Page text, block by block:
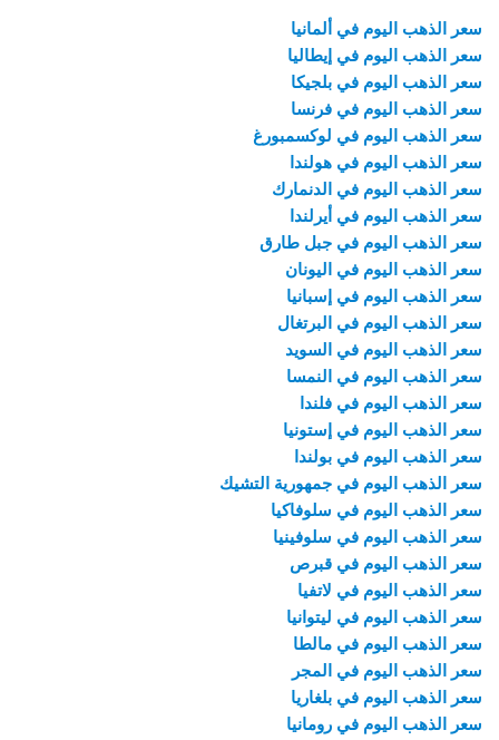
سعر الذهب اليوم في ألمانيا
سعر الذهب اليوم في إيطاليا
سعر الذهب اليوم في بلجيكا
سعر الذهب اليوم في فرنسا
سعر الذهب اليوم في لوكسمبورغ
سعر الذهب اليوم في هولندا
سعر الذهب اليوم في الدنمارك
سعر الذهب اليوم في أيرلندا
سعر الذهب اليوم في جبل طارق
سعر الذهب اليوم في اليونان
سعر الذهب اليوم في إسبانيا
سعر الذهب اليوم في البرتغال
سعر الذهب اليوم في السويد
سعر الذهب اليوم في النمسا
سعر الذهب اليوم في فلندا
سعر الذهب اليوم في إستونيا
سعر الذهب اليوم في بولندا
سعر الذهب اليوم في جمهورية التشيك
سعر الذهب اليوم في سلوفاكيا
سعر الذهب اليوم في سلوفينيا
سعر الذهب اليوم في قبرص
سعر الذهب اليوم في لاتفيا
سعر الذهب اليوم في ليتوانيا
سعر الذهب اليوم في مالطا
سعر الذهب اليوم في المجر
سعر الذهب اليوم في بلغاريا
سعر الذهب اليوم في رومانيا